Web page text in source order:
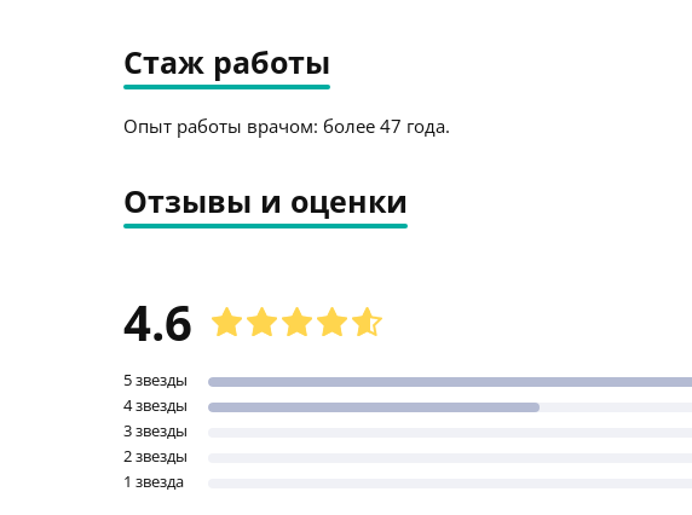
Стаж работы
Опыт работы врачом: более 47 года.
Отзывы и оценки
4.6
5 звезды
4 звезды
3 звезды
2 звезды
1 звезда